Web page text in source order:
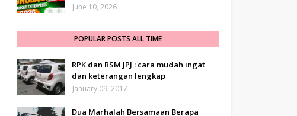
June 10, 2026
POPULAR POSTS ALL TIME
RPK dan RSM JPJ : cara mudah ingat
dan keterangan lengkap
January 09, 2017
Dua Marhalah Bersamaan Berapa